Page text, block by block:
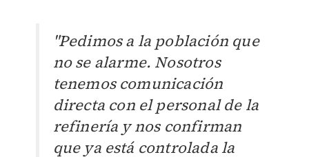
"Pedimos a la población que
no se alarme. Nosotros
tenemos comunicación
directa con el personal de la
refinería y nos confirman
que ya está controlada la